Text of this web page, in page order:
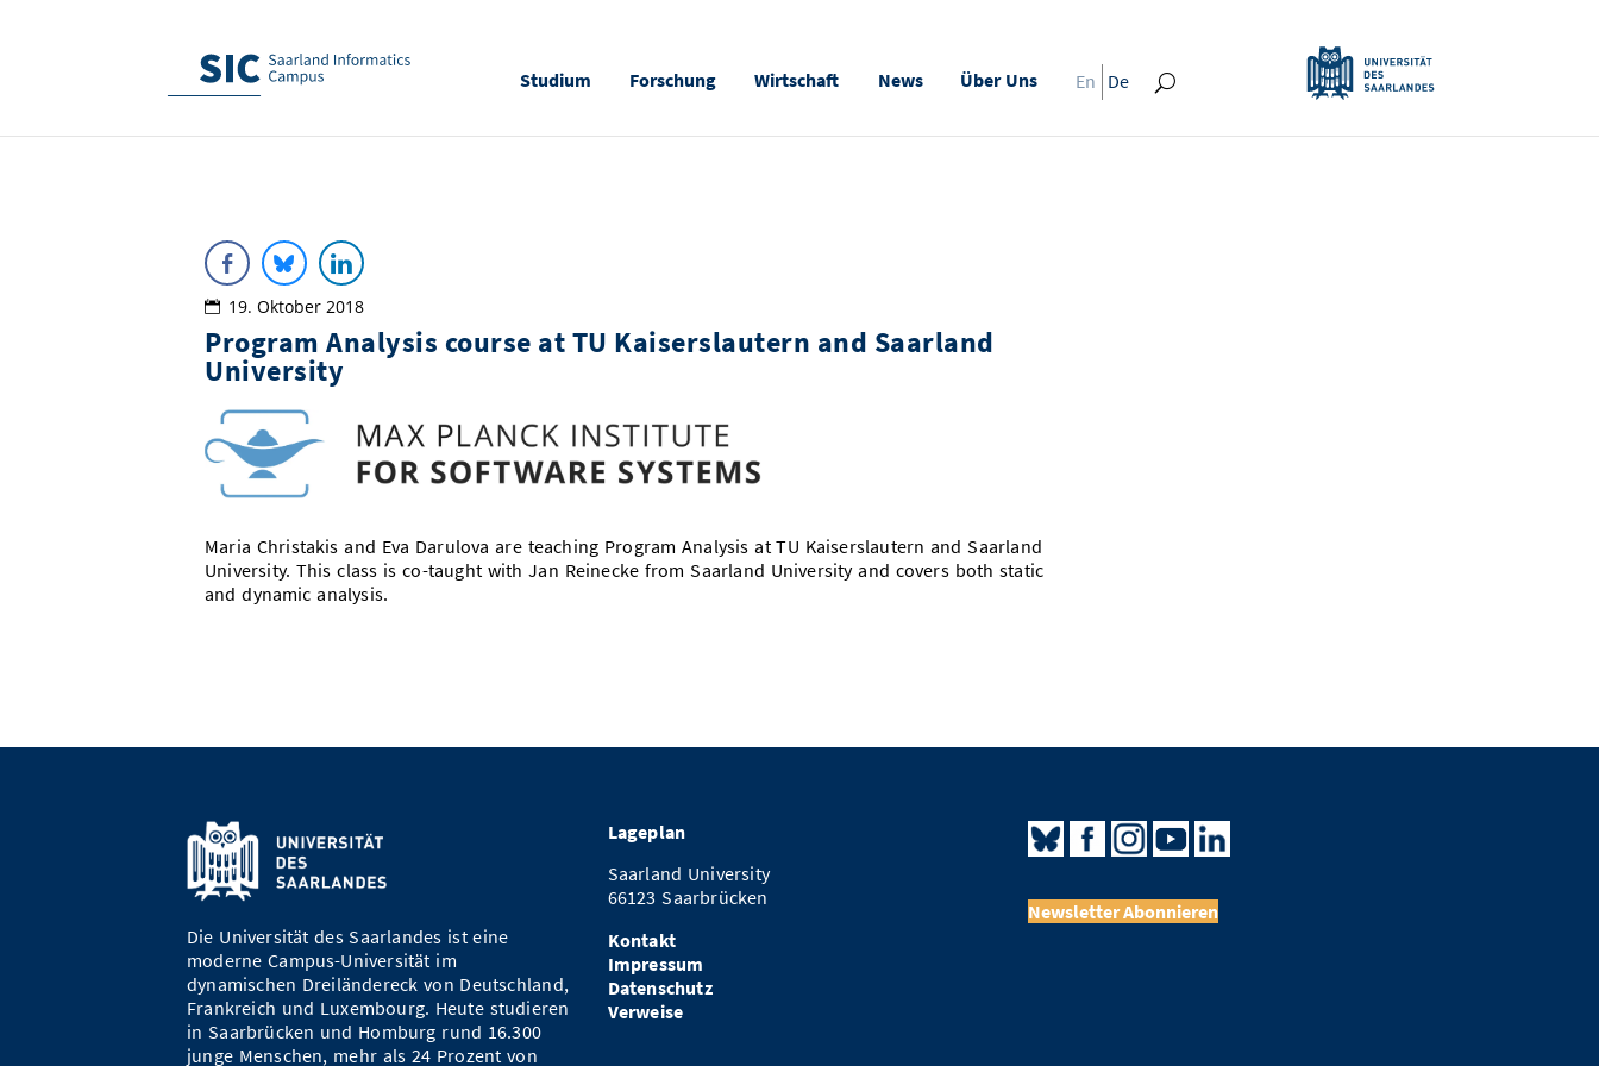
Studium Forschung Wirtschaft News Über Uns En De
19. Oktober 2018
Program Analysis course at TU Kaiserslautern and Saarland
University
Maria Christakis and Eva Darulova are teaching Program Analysis at TU Kaiserslautern and Saarland
University. This class is co-taught with Jan Reinecke from Saarland University and covers both static
and dynamic analysis.
Die Universität des Saarlandes ist eine
moderne Campus-Universität im
dynamischen Dreiländereck von Deutschland,
Frankreich und Luxembourg. Heute studieren
in Saarbrücken und Homburg rund 16.300
junge Menschen, mehr als 24 Prozent von
Lageplan
Saarland University
66123 Saarbrücken
Kontakt
Impressum
Datenschutz
Verweise
Newsletter Abonnieren